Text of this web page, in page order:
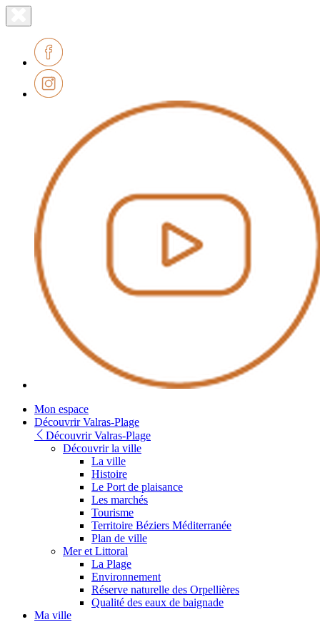
le
Lien
page
accueil
Mon espace
Découvrir Valras-Plage
Découvrir Valras-Plage
Découvrir la ville
La ville
Histoire
Le Port de plaisance
Les marchés
Tourisme
Territoire Béziers Méditerranée
Plan de ville
Mer et Littoral
La Plage
Environnement
Réserve naturelle des Orpellières
Qualité des eaux de baignade
Ma ville